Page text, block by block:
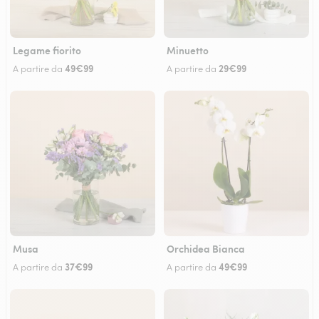
Legame fiorito
A partire da 49€99
Minuetto
A partire da 29€99
Musa
A partire da 37€99
Orchidea Bianca
A partire da 49€99